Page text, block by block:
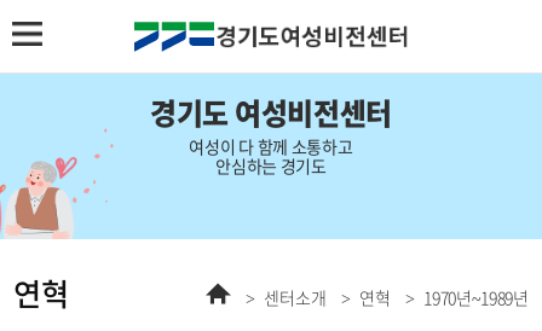
경기도 여성비전센터
여성이 다 함께 소통하고
안심하는 경기도
연혁 홈 센터소개 연혁 1970년~1989년